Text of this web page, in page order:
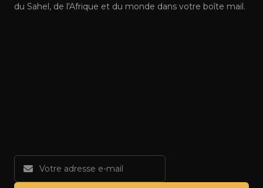
du Sahel, de l'Afrique et du monde dans votre boîte mail.